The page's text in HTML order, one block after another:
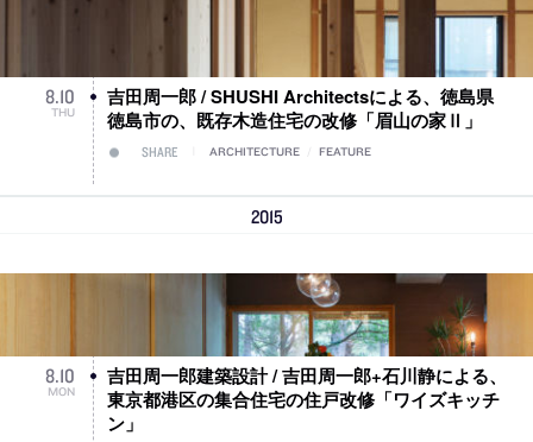
8.10
THU
吉田周一郎 / SHUSHI Architectsによる、徳島県
徳島市の、既存木造住宅の改修「眉山の家Ⅱ」
SHARE ARCHITECTURE FEATURE
2015
8.10
MON
吉田周一郎建築設計 / 吉田周一郎+石川静による、
東京都港区の集合住宅の住戸改修「ワイズキッチ
ン」